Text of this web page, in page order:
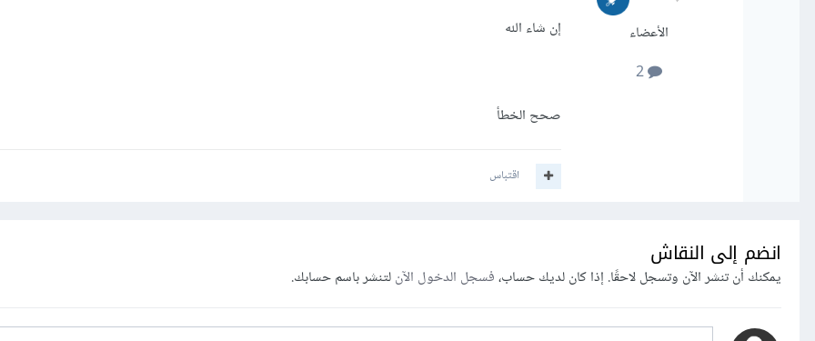
الأعضاء
2
إن شاء الله
صحح الخطأ
اقتباس
انضم إلى النقاش
يمكنك أن تنشر الآن وتسجل لاحقًا. إذا كان لديك حساب،فسجل الدخول الآنلتنشر باسم حسابك.